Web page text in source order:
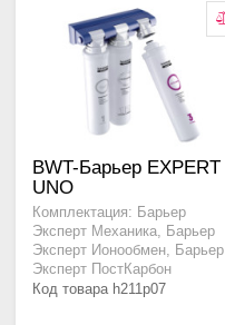
BWT-Барьер EXPERT
UNO
Комплектация: Барьер
Эксперт Механика, Барьер
Эксперт Ионообмен, Барьер
Эксперт ПостКарбон
Код товара h211p07